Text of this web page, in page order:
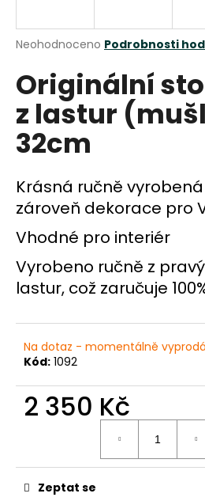
Průměrné
produktu
je
z
5
hvězdiček.
Neohodnoceno Podrobnosti
Originální
z lastur
32cm
Krásná ručně
zároveň dekorace pro
Vhodné pro interiér
Vyrobeno ručně z
lastur, což zaručuje
Na dotaz - momentálně
Kód: 1092
2 350 Kč
Zeptat se
j
t
?
HLEDAT
o
p
r
u
č
j
TŘI